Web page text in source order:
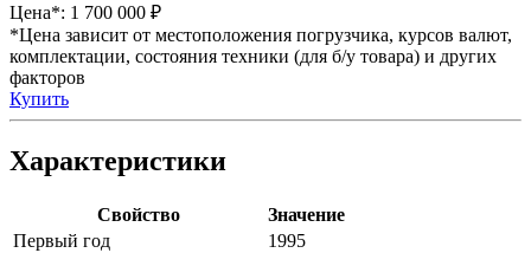
Цена*: 1 700 000 ₽
*Цена зависит от местоположения погрузчика, курсов валют,
комплектации, состояния техники (для б/у товара) и других
факторов
Купить
Характеристики
Свойство
Значение
Первый год
1995